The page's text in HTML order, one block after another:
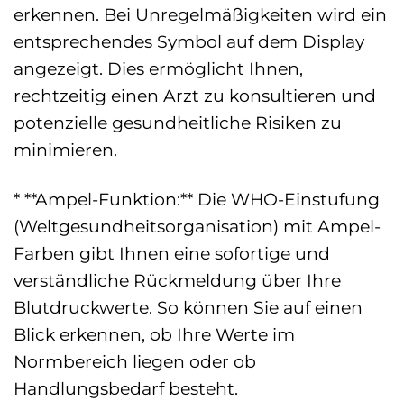
erkennen. Bei Unregelmäßigkeiten wird ein
entsprechendes Symbol auf dem Display
angezeigt. Dies ermöglicht Ihnen,
rechtzeitig einen Arzt zu konsultieren und
potenzielle gesundheitliche Risiken zu
minimieren.
* **Ampel-Funktion:** Die WHO-Einstufung
(Weltgesundheitsorganisation) mit Ampel-
Farben gibt Ihnen eine sofortige und
verständliche Rückmeldung über Ihre
Blutdruckwerte. So können Sie auf einen
Blick erkennen, ob Ihre Werte im
Normbereich liegen oder ob
Handlungsbedarf besteht.